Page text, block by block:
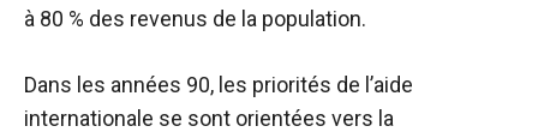
à 80 % des revenus de la population.
Dans les années 90, les priorités de l’aide
internationale se sont orientées vers la